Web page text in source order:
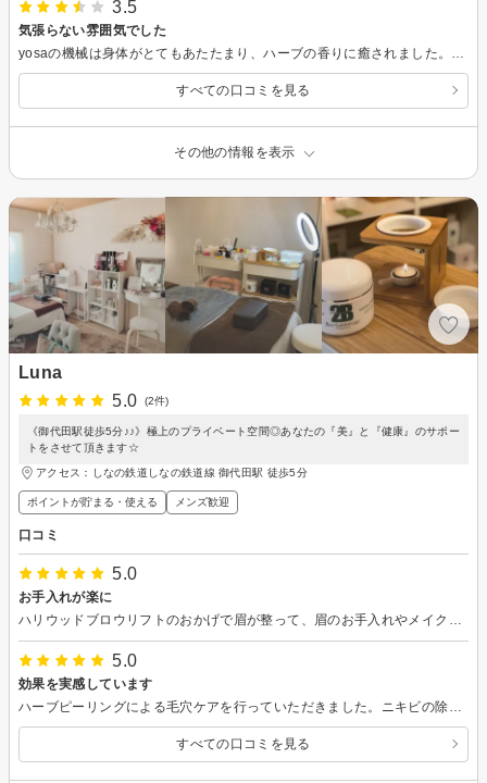
3.5
気張らない雰囲気でした
すべての口コミを見る
その他の情報を表示
Luna
5.0
(2件)
《御代田駅徒歩5分♪♪》極上のプライベート空間◎あなたの『美』と『健康』のサポー
トをさせて頂きます☆
アクセス：しなの鉄道しなの鉄道線 御代田駅 徒歩5分
ポイントが貯まる・使える メンズ歓迎
口コミ
5.0
お手入れが楽に
5.0
効果を実感しています
すべての口コミを見る